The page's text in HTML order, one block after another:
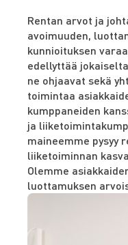
Rentan arvot ja
avoimuuden,
kunnioituksen
edellyttää
ne ohjaavat sekä
toimintaa
kumppaneiden
ja
maineemme pysyy
liiketoiminnan
Olemme
luottamuksen